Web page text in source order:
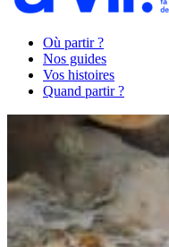
Où partir ?
Nos guides
Vos histoires
Quand partir ?